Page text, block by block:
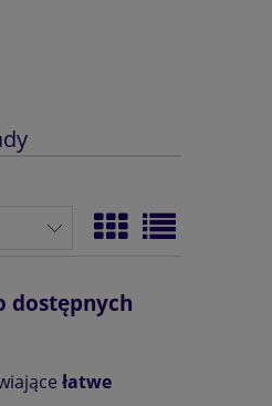
dostępnych
łatwe